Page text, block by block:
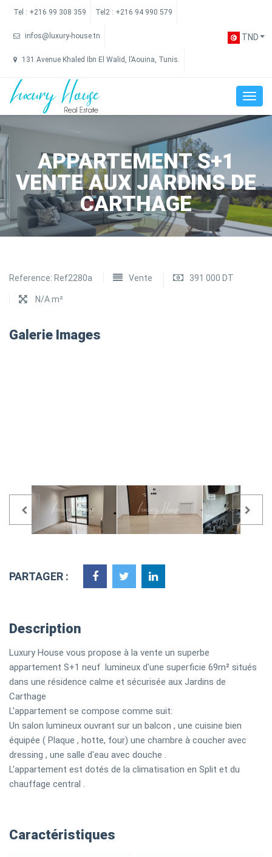
Tel : +216 99 308 359 Tel2 : +216 94 990 579
infos@luxury-house.tn
131 Avenue Khaled Ibn El Walid, l’Aouina, Tunis.
TND
APPARTEMENT S+1
VENTE AUX JARDINS DE
CARTHAGE
Reference: Ref2280a Vente 391 000 DT
N/A m²
Galerie Images
PARTAGER :
Description
Luxury House vous propose à la vente un superbe
appartement S+1 neuf lumineux d'une superficie 69m² situés
dans une résidence calme et sécurisée aux Jardins de
Carthage
L'appartement se compose comme suit:
Un salon lumineux ouvrant sur un balcon , une cuisine bien
équipée ( Plaque , hotte, four) une chambre à coucher avec
dressing , une salle d'eau avec douche .
L'appartement est dotés de la climatisation en Split et du
chauffage central .
Caractéristiques